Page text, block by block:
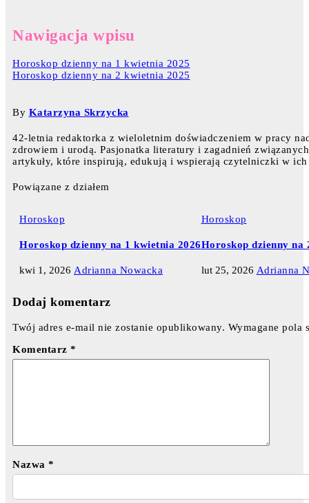
Nawigacja wpisu
Horoskop dzienny na 1 kwietnia 2025
Horoskop dzienny na 2 kwietnia 2025
By Katarzyna Skrzycka
42-letnia redaktorka z wieloletnim doświadczeniem w pracy
zdrowiem i urodą. Pasjonatka literatury i zagadnień
artykuły, które inspirują, edukują i wspierają czytelniczki w
Powiązane z działem
Horoskop
Horoskop dzienny na 1 kwietnia 2026
kwi 1, 2026 Adrianna Nowacka
Horoskop
Horoskop dzienny na
lut 25, 2026 Adrianna
Dodaj komentarz
Twój adres e-mail nie zostanie opublikowany. Wymagane pola
Komentarz *
Nazwa *